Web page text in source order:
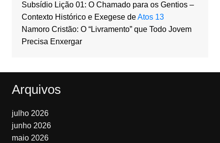
Subsídio Lição 01: O Chamado para os Gentios –
Contexto Histórico e Exegese deAtos 13
Namoro Cristão: O “Livramento” que Todo Jovem
Precisa Enxergar
Arquivos
julho 2026
junho 2026
maio 2026